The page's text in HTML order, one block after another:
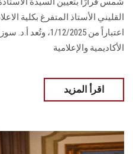
سجلالقليني الأستاذ المتفرغ بكلية
اعتباراً من 1/12/
الأكاديمية والإعلامية
اقرأ المزيد